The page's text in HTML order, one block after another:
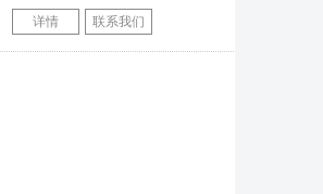
详情 联系我们